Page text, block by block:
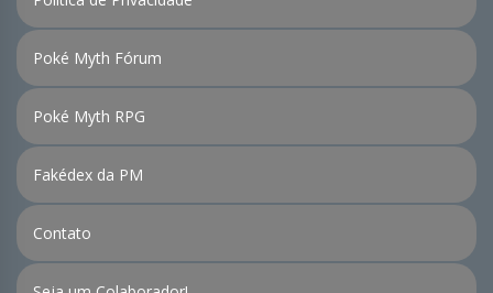
Poké Myth Fórum
Poké Myth RPG
Fakédex da PM
Contato